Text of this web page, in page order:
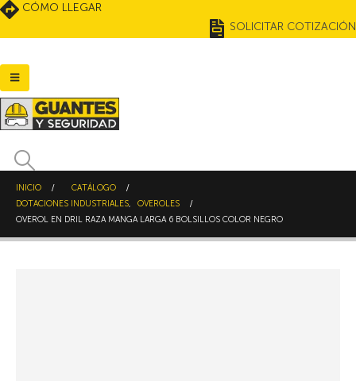
CÓMO LLEGAR
SOLICITAR COTIZACIÓN
INICIO
CATÁLOGO
DOTACIONES INDUSTRIALES,
OVEROLES
OVEROL EN DRIL RAZA MANGA LARGA 6 BOLSILLOS COLOR NEGRO